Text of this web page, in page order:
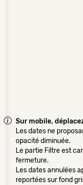
Sur mobile,
Les dates ne
opacité diminuée.
Le partie Filtre est
fermeture.
Les dates annulées
reportées sur fond